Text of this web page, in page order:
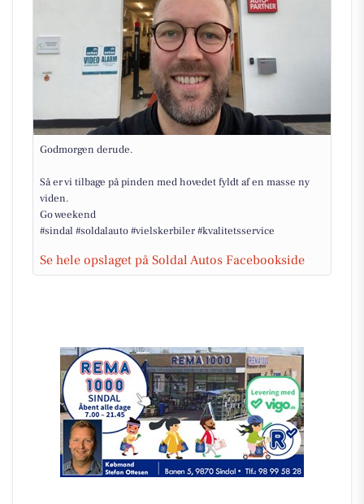
Godmorgen derude.
Så er vi tilbage på pinden med hovedet fyldt af en masse ny
viden.
Go weekend
#sindal #soldalauto #vielskerbiler #kvalitetsservice
Se hele opslaget på Soldal Autos Facebookside